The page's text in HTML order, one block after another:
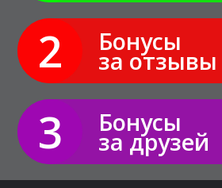
2 Бонусы
за отзывы
3 Бонусы
за друзей